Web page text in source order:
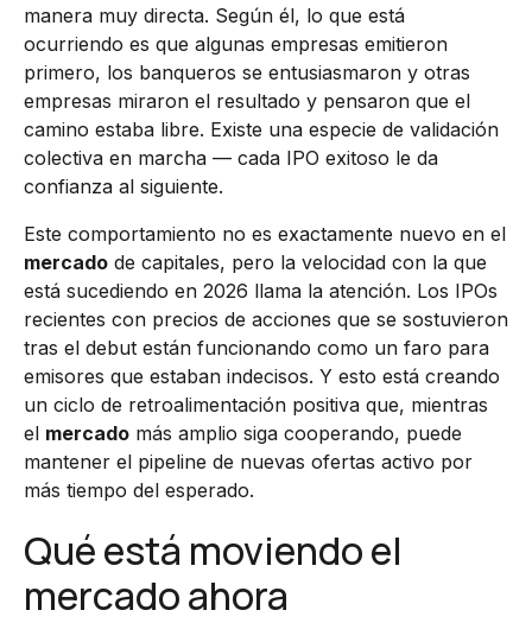
manera muy directa. Según él, lo que está
ocurriendo es que algunas empresas emitieron
primero, los banqueros se entusiasmaron y otras
empresas miraron el resultado y pensaron que el
camino estaba libre. Existe una especie de validación
colectiva en marcha — cada IPO exitoso le da
confianza al siguiente.
Este comportamiento no es exactamente nuevo en el
mercado de capitales, pero la velocidad con la que
está sucediendo en 2026 llama la atención. Los IPOs
recientes con precios de acciones que se sostuvieron
tras el debut están funcionando como un faro para
emisores que estaban indecisos. Y esto está creando
un ciclo de retroalimentación positiva que, mientras
el mercado más amplio siga cooperando, puede
mantener el pipeline de nuevas ofertas activo por
más tiempo del esperado.
Qué está moviendo el
mercado ahora